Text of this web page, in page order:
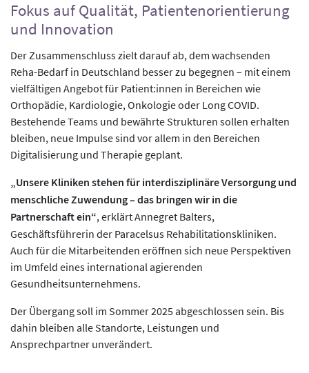
Fokus auf Qualität, Patientenorientierung
und Innovation
Der Zusammenschluss zielt darauf ab, dem wachsenden
Reha-Bedarf in Deutschland besser zu begegnen – mit einem
vielfältigen Angebot für Patient:innen in Bereichen wie
Orthopädie, Kardiologie, Onkologie oder Long COVID.
Bestehende Teams und bewährte Strukturen sollen erhalten
bleiben, neue Impulse sind vor allem in den Bereichen
Digitalisierung und Therapie geplant.
„Unsere Kliniken stehen für interdisziplinäre Versorgung und
menschliche Zuwendung – das bringen wir in die
Partnerschaft ein“, erklärt Annegret Balters,
Geschäftsführerin der Paracelsus Rehabilitationskliniken.
Auch für die Mitarbeitenden eröffnen sich neue Perspektiven
im Umfeld eines international agierenden
Gesundheitsunternehmens.
Der Übergang soll im Sommer 2025 abgeschlossen sein. Bis
dahin bleiben alle Standorte, Leistungen und
Ansprechpartner unverändert.